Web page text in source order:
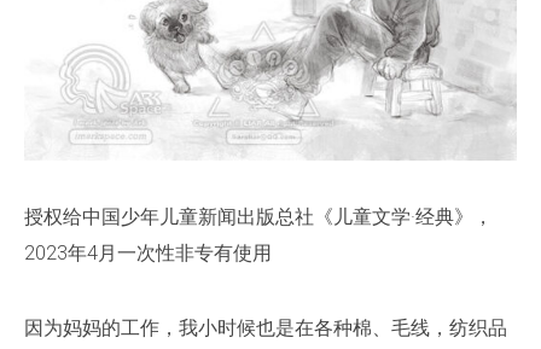
授权给中国少年儿童新闻出版总社《儿童文学·经典》，
2023年4月一次性非专有使用
因为妈妈的工作，我小时候也是在各种棉、毛线，纺织品